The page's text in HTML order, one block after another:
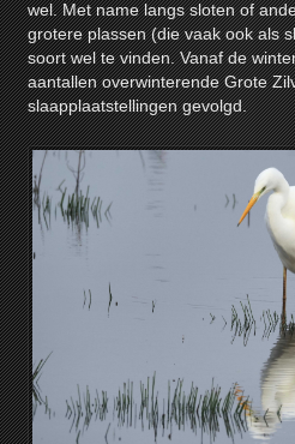
wel. Met name langs sloten of
grotere plassen (die vaak ook als
soort wel te vinden. Vanaf de
aantallen overwinterende Grote
slaapplaatstellingen gevolgd.